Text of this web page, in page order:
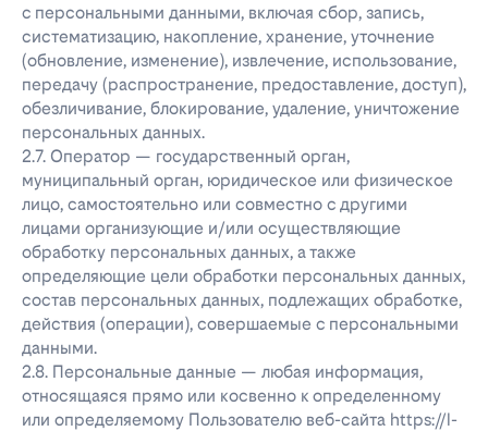
с персональными данными, включая сбор, запись,
систематизацию, накопление, хранение, уточнение
(обновление, изменение), извлечение, использование,
передачу (распространение, предоставление, доступ),
обезличивание, блокирование, удаление, уничтожение
персональных данных.
2.7. Оператор — государственный орган,
муниципальный орган, юридическое или физическое
лицо, самостоятельно или совместно с другими
лицами организующие и/или осуществляющие
обработку персональных данных, а также
определяющие цели обработки персональных данных,
состав персональных данных, подлежащих обработке,
действия (операции), совершаемые с персональными
данными.
2.8. Персональные данные — любая информация,
относящаяся прямо или косвенно к определенному
или определяемому Пользователю веб-сайта https://l-